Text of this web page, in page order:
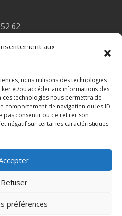
aux
nous utilisons des technologies
et/ou accéder aux informations des
ces technologies nous permettra de
comportement de navigation ou les ID
pas consentir ou de retirer son
négatif sur certaines caractéristiques
Refuser
préférences
62
: Mme Carole Rigoni
de 10h à 12h
| Site Internet réalisé